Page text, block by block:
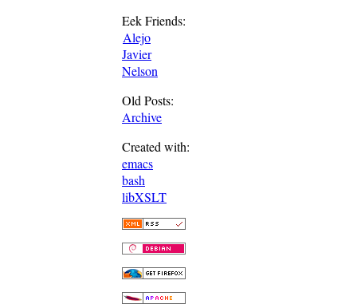
Eek Friends:
Alejo
Javier
Nelson
Old Posts:
Archive
Created with:
emacs
bash
libXSLT